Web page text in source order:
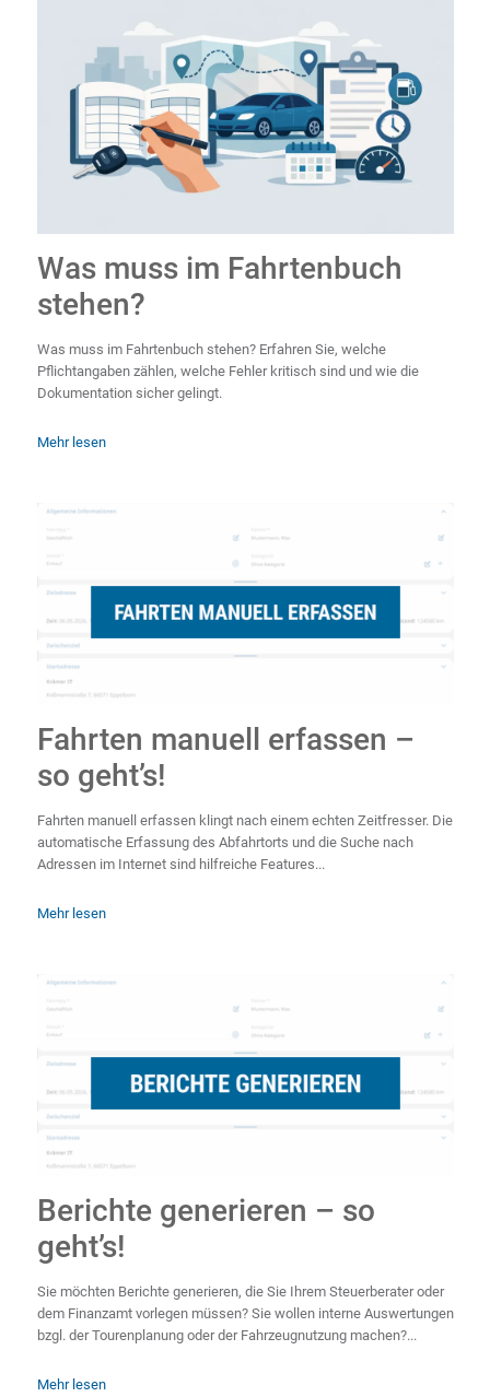
Was muss im Fahrtenbuch
stehen?
Was muss im Fahrtenbuch stehen? Erfahren Sie, welche
Pflichtangaben zählen, welche Fehler kritisch sind und wie die
Dokumentation sicher gelingt.
Mehr lesen
Fahrten manuell erfassen –
so geht’s!
Fahrten manuell erfassen klingt nach einem echten Zeitfresser. Die
automatische Erfassung des Abfahrtorts und die Suche nach
Adressen im Internet sind hilfreiche Features...
Mehr lesen
Berichte generieren – so
geht’s!
Sie möchten Berichte generieren, die Sie Ihrem Steuerberater oder
dem Finanzamt vorlegen müssen? Sie wollen interne Auswertungen
bzgl. der Tourenplanung oder der Fahrzeugnutzung machen?...
Mehr lesen